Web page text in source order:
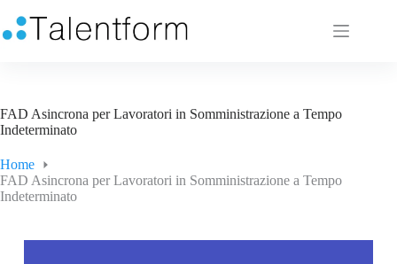
FAD Asincrona per Lavoratori in Somministrazione a Tempo
Indeterminato
Home
FAD Asincrona per Lavoratori in Somministrazione a Tempo
Indeterminato